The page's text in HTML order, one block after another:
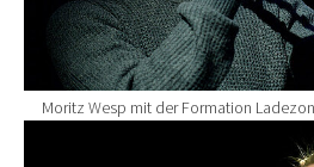
Moritz Wesp mit der Formation